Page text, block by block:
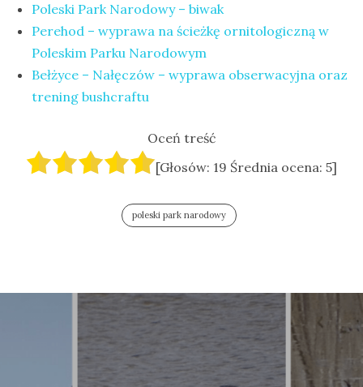
Poleski Park Narodowy – biwak
Perehod – wyprawa na ścieżkę ornitologiczną w
Poleskim Parku Narodowym
Bełżyce – Nałęczów – wyprawa obserwacyjna oraz
trening bushcraftu
Oceń treść
[Głosów: 19 Średnia ocena: 5]
poleski park narodowy